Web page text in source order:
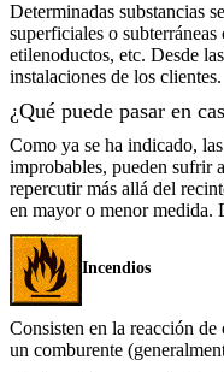
Determinadas substancias
superficiales o
etilenoductos, etc. Desde
instalaciones de los clientes.
¿Qué puede pasar en
Como ya se ha indicado,
improbables, pueden sufrir
repercutir más allá del
en mayor o menor medida.
Incendios
Consisten en la reacción
un comburente